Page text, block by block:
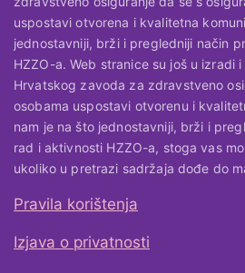
uspostavi otvorena i kvalitetna
jednostavniji, brži i pregledniji način
HZZO-a. Web stranice su još u izradi
Hrvatskog zavoda za zdravstveno
osobama uspostavi otvorenu i
nam je na što jednostavniji, brži i
rad i aktivnosti HZZO-a, stoga vas
ukoliko u pretrazi sadržaja dođe do
Pravila korištenja
Izjava o privatnosti